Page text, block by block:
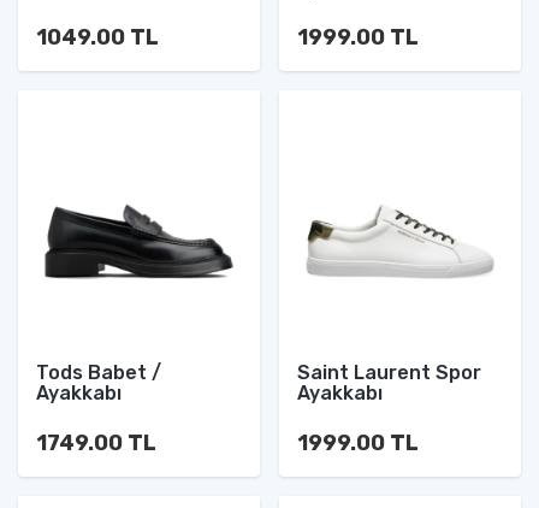
1049.00 TL 1999.00 TL
Tods Babet /
Ayakkabı
1749.00 TL
Saint Laurent Spor
Ayakkabı
1999.00 TL